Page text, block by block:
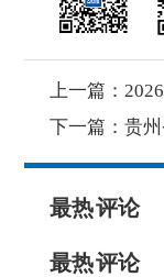
上一篇： 2026年安顺
下一篇： 贵州省
最热评论
最热评论